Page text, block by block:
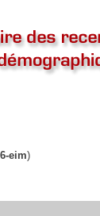
eim)